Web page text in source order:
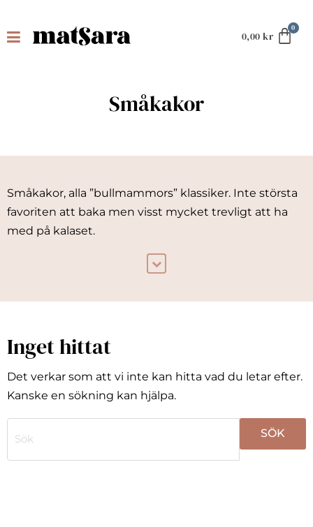
0,00 kr
Småkakor
Småkakor, alla ”bullmammors” klassiker. Inte största
favoriten att baka men visst mycket trevligt att ha
med på kalaset.
Inget hittat
Det verkar som att vi inte kan hitta vad du letar efter.
Kanske en sökning kan hjälpa.